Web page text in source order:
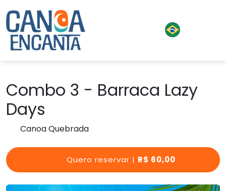
Combo 3 - Barraca Lazy
Days
Canoa Quebrada
Quero reservar | R$ 60,00